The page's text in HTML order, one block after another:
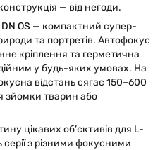
— від негоди.
OS — компактний супер-
та портретів. Автофокус
кріплення та герметична
у будь-яких умовах. На
відстань сягає 150–600
зйомки тварин або
цікавих об’єктивів для L-
з різними фокусними